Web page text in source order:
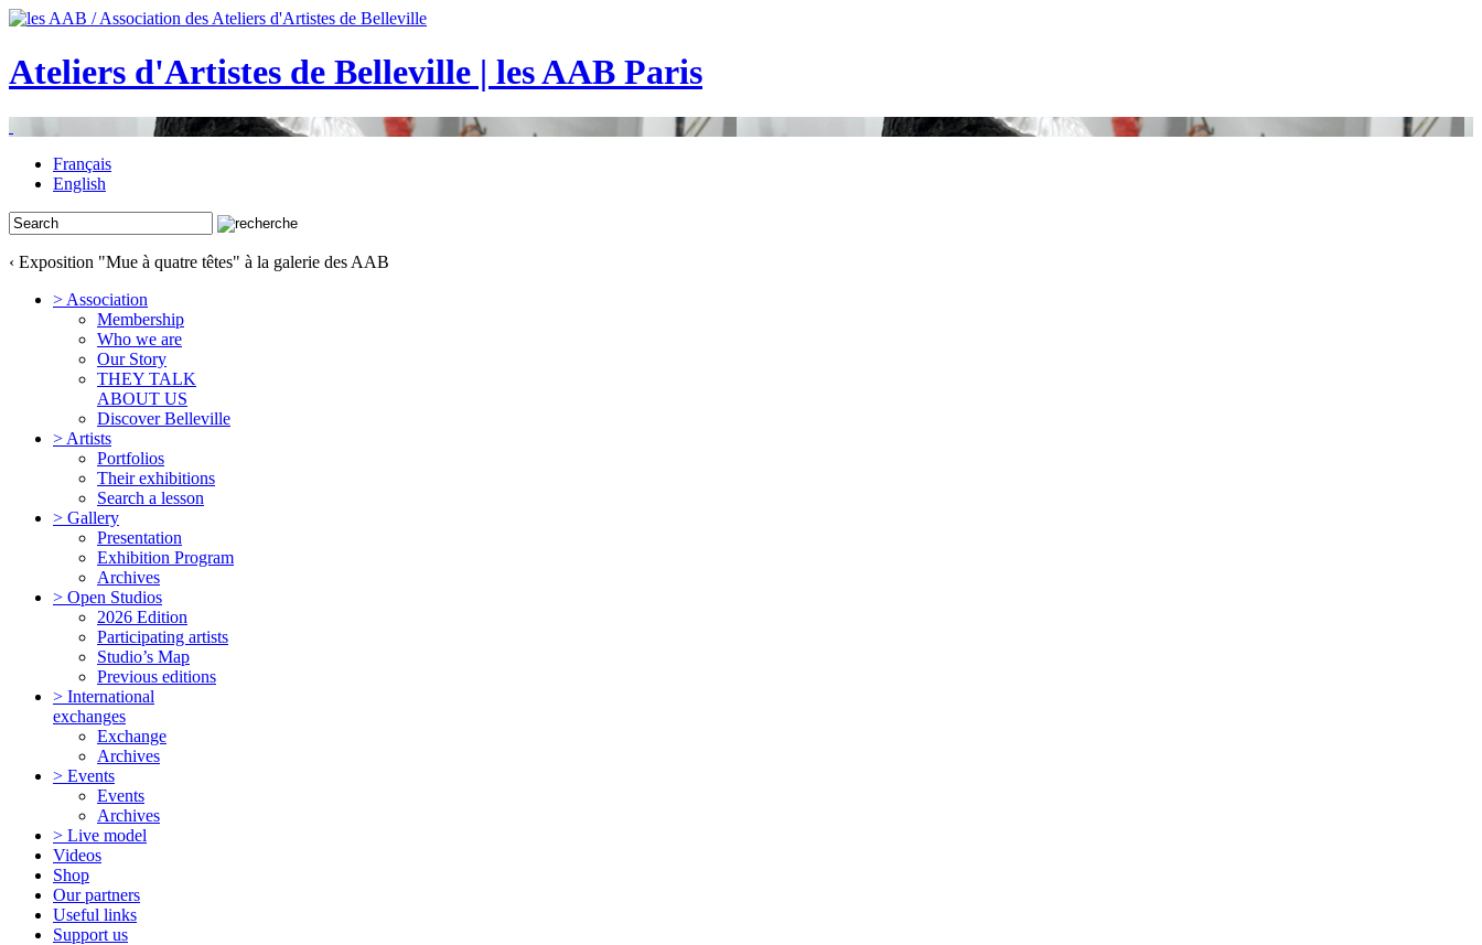
Ateliers d'Artistes de Belleville | les AAB Paris
Français
English
‹ Exposition "Mue à quatre têtes" à la galerie des AAB
> Association
Membership
Who we are
Our Story
THEY TALK
ABOUT US
Discover Belleville
> Artists
Portfolios
Their exhibitions
Search a lesson
> Gallery
Presentation
Exhibition Program
Archives
> Open Studios
2026 Edition
Participating artists
Studio’s Map
Previous editions
> International
exchanges
Exchange
Archives
> Events
Events
Archives
> Live model
Videos
Shop
Our partners
Useful links
Support us